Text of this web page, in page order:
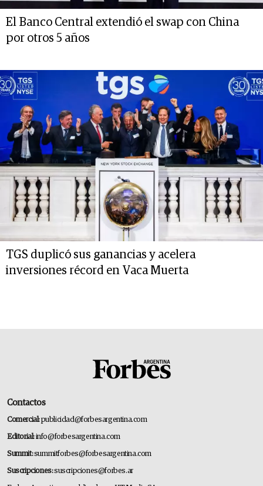
El Banco Central extendió el swap con China
por otros 5 años
TGS duplicó sus ganancias y acelera
inversiones récord en Vaca Muerta
Contactos
Comercial:publicidad@forbesargentina.com
Editorial:info@forbesargentina.com
Summit:summitforbes@forbesargentina.com
Suscripciones:suscripciones@forbes.ar